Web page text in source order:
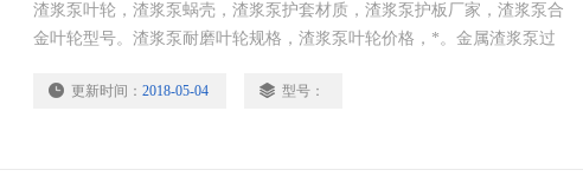
渣浆泵叶轮，渣浆泵蜗壳，渣浆泵护套材质，渣浆泵护板厂家，渣浆泵合
金叶轮型号。渣浆泵耐磨叶轮规格，渣浆泵叶轮价格，*。金属渣浆泵过
性，抗腐蚀性，抗冲击性能，延长了渣浆泵过流件的使用寿命 。用于较大
更新时间： 2018-05-04 型号：